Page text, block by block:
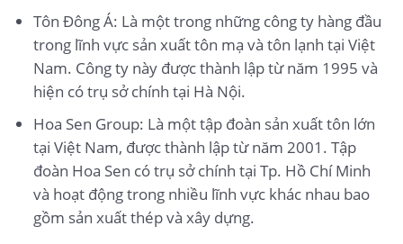
Tôn Đông Á: Là một trong những công ty hàng đầu
trong lĩnh vực sản xuất tôn mạ và tôn lạnh tại Việt
Nam. Công ty này được thành lập từ năm 1995 và
hiện có trụ sở chính tại Hà Nội.
Hoa Sen Group: Là một tập đoàn sản xuất tôn lớn
tại Việt Nam, được thành lập từ năm 2001. Tập
đoàn Hoa Sen có trụ sở chính tại Tp. Hồ Chí Minh
và hoạt động trong nhiều lĩnh vực khác nhau bao
gồm sản xuất thép và xây dựng.